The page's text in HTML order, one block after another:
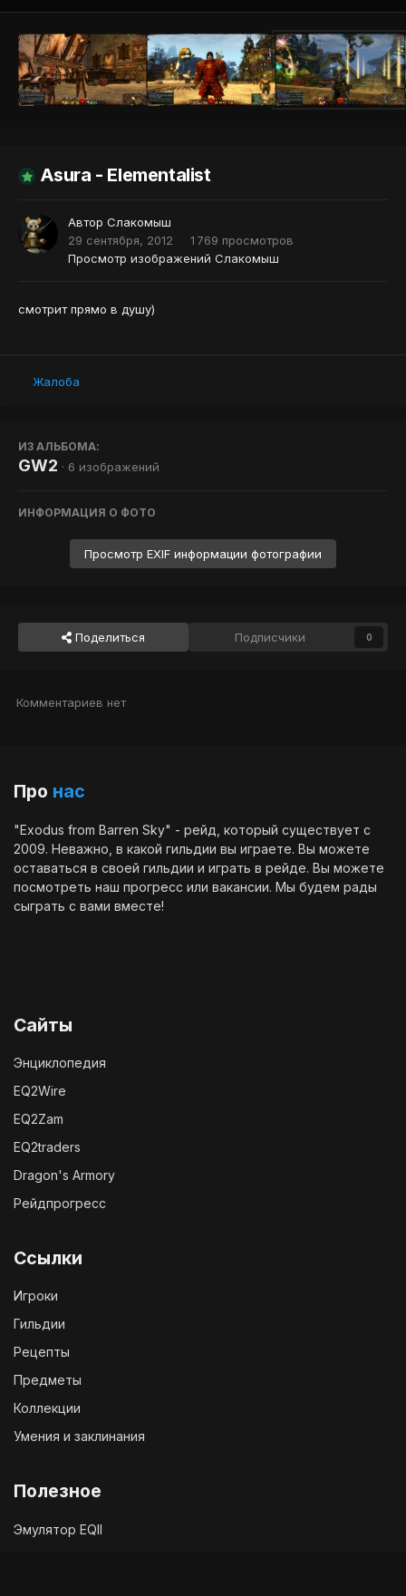
Asura - Elementalist
Автор Слакомыш
29 сентября, 2012
1 769 просмотров
Просмотр изображений Слакомыш
смотрит прямо в душу)
Жалоба
ИЗ АЛЬБОМА:
GW2 · 6 изображений
ИНФОРМАЦИЯ О ФОТО
Просмотр EXIF информации фотографии
Поделиться Подписчики 0
Комментариев нет
Про нас
"Exodus from Barren Sky" - рейд, который существует с
2009. Неважно, в какой гильдии вы играете. Вы можете
оставаться в своей гильдии и играть в рейде. Вы можете
посмотреть наш прогресс или вакансии. Мы будем рады
сыграть с вами вместе!
Сайты
Энциклопедия
EQ2Wire
EQ2Zam
EQ2traders
Dragon's Armory
Рейдпрогресс
Ссылки
Игроки
Гильдии
Рецепты
Предметы
Коллекции
Умения и заклинания
Полезное
Эмулятор EQII